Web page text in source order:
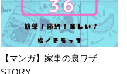
【マンガ】家事の裏ワザ
STORY